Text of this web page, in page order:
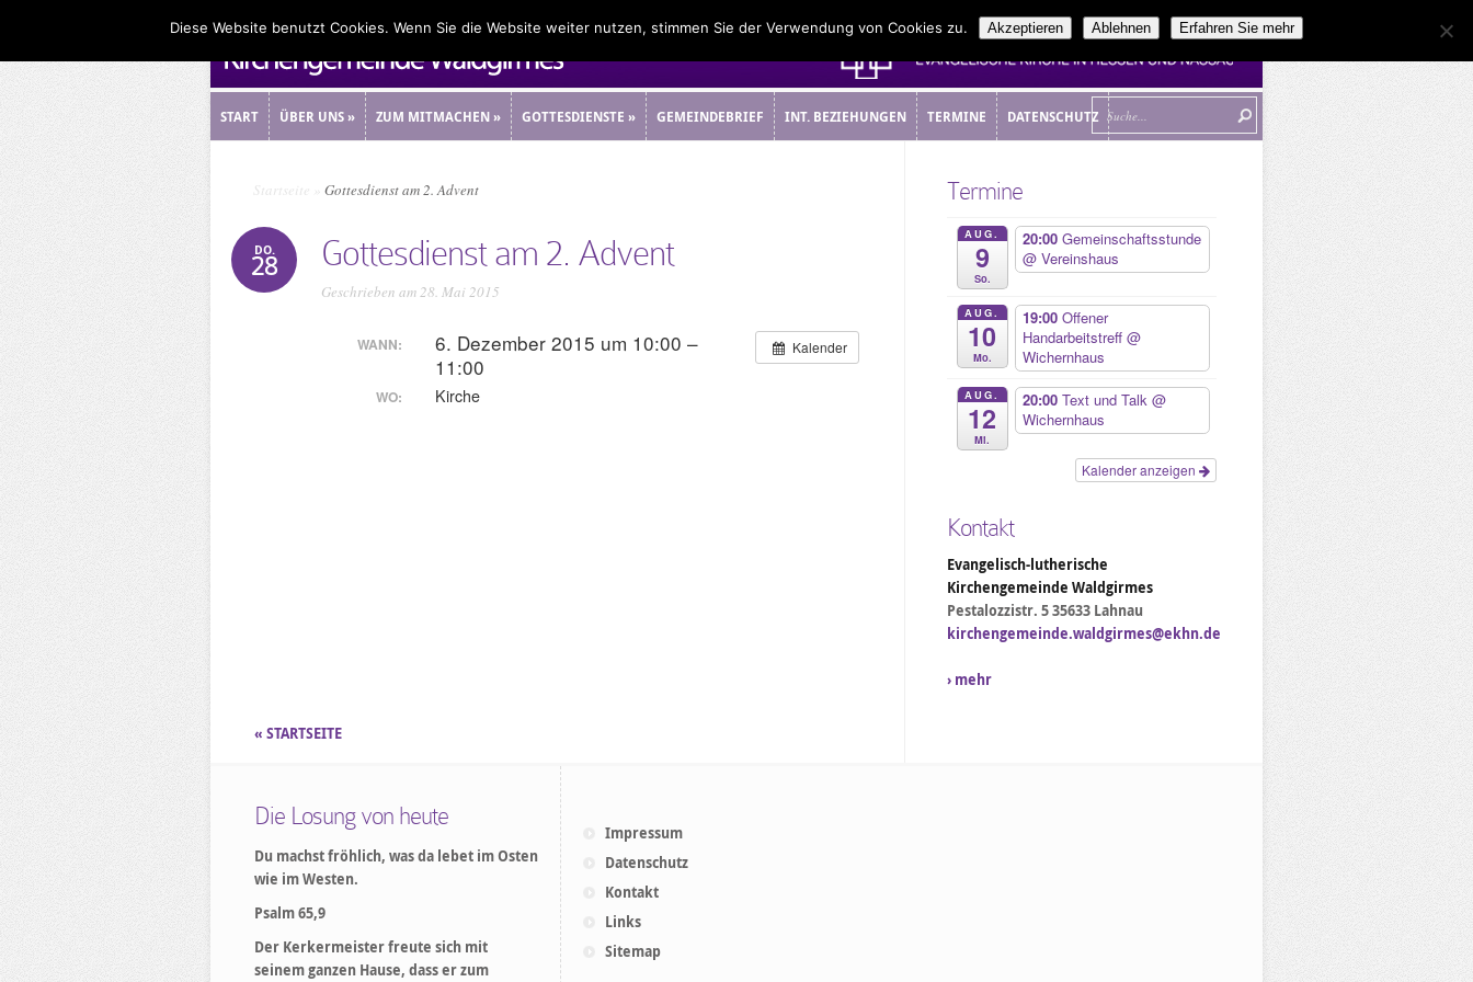
START ÜBER UNS» ZUM MITMACHEN» GOTTESDIENSTE » GEMEINDEBRIEF INT. BEZIEHUNGEN TERMINE DATENSCHUTZ
Startseite Gottesdienst am 2. Advent
DO.
28 Gottesdienst am 2. Advent
Geschrieben am 28. Mai 2015
Kalender
WANN:
6. Dezember 2015 um 10:00 –
11:00
WO: Kirche
Termine
AUG.
9
So.
20:00 Gemeinschaftsstunde
@ Vereinshaus
AUG.
10
Mo.
19:00 Offener
Handarbeitstreff @
Wichernhaus
AUG.
12
Mi.
20:00 Text und Talk @
Wichernhaus
Kalender anzeigen
Kontakt
Evangelisch-lutherische
Kirchengemeinde Waldgirmes
Pestalozzistr. 5 35633 Lahnau
kirchengemeinde.waldgirmes@ekhn.de
› mehr
« STARTSEITE
Die Losung von heute
Du machst fröhlich, was da lebet im Osten
wie im Westen.
Psalm 65,9
Der Kerkermeister freute sich mit
seinem ganzen Hause, dass er zum
Impressum
Datenschutz
Kontakt
Links
Sitemap
Diese Website benutzt Cookies. Wenn Sie die Website weiter nutzen, stimmen Sie der Verwendung von Cookies zu. Akzeptieren Ablehnen Erfahren Sie mehr